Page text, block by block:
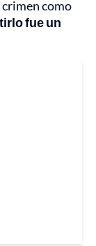
como
fue un